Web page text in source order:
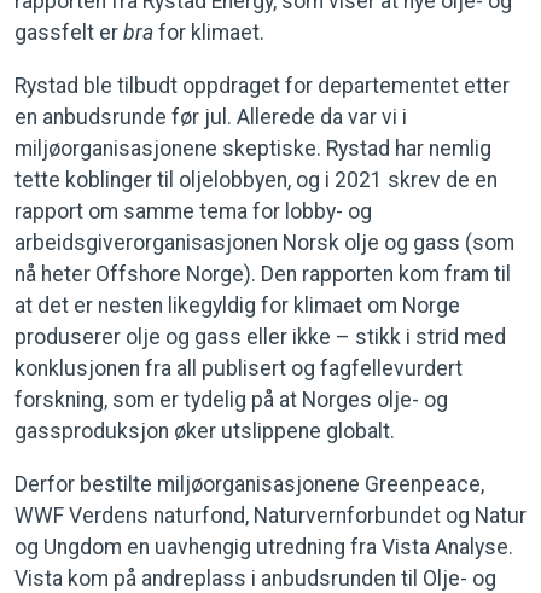
gassfelt er bra for klimaet.
Rystad ble tilbudt oppdraget for departementet etter
en anbudsrunde før jul. Allerede da var vi i
miljøorganisasjonene skeptiske. Rystad har nemlig
tette koblinger til oljelobbyen, og i 2021 skrev de en
rapport om samme tema for lobby- og
arbeidsgiverorganisasjonen Norsk olje og gass (som
nå heter Offshore Norge). Den rapporten kom fram til
at det er nesten likegyldig for klimaet om Norge
produserer olje og gass eller ikke – stikk i strid med
konklusjonen fra all publisert og fagfellevurdert
forskning, som er tydelig på at Norges olje- og
gassproduksjon øker utslippene globalt.
Derfor bestilte miljøorganisasjonene Greenpeace,
WWF Verdens naturfond, Naturvernforbundet og Natur
og Ungdom en uavhengig utredning fra Vista Analyse.
Vista kom på andreplass i anbudsrunden til Olje- og